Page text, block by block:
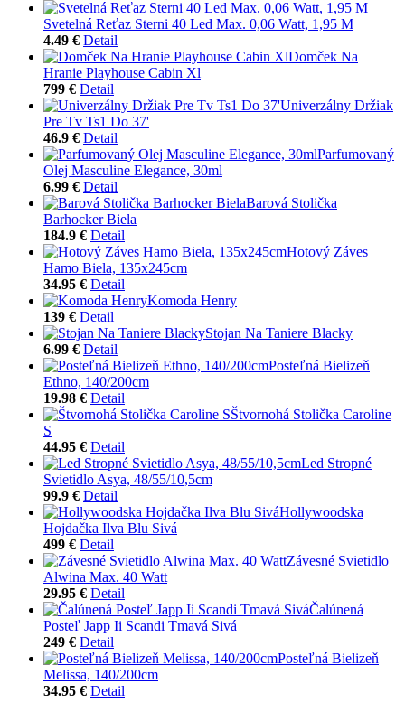
Svetelná Reťaz Sterni 40 Led Max. 0,06 Watt, 1,95 M
4.49 € Detail
Domček Na
Hranie Playhouse Cabin Xl
799 € Detail
Univerzálny Držiak
Pre Tv Ts1 Do 37'
46.9 € Detail
Parfumovaný
Olej Masculine Elegance, 30ml
6.99 € Detail
Barová Stolička
Barhocker Biela
184.9 € Detail
Hotový Záves
Hamo Biela, 135x245cm
34.95 € Detail
Komoda Henry
139 € Detail
Stojan Na Taniere Blacky
6.99 € Detail
Posteľná Bielizeň
Ethno, 140/200cm
19.98 € Detail
Štvornohá Stolička Caroline
S
44.95 € Detail
Led Stropné
Svietidlo Asya, 48/55/10,5cm
99.9 € Detail
Hollywoodska
Hojdačka Ilva Blu Sivá
499 € Detail
Závesné Svietidlo
Alwina Max. 40 Watt
29.95 € Detail
Čalúnená
Posteľ Japp Ii Scandi Tmavá Sivá
249 € Detail
Posteľná Bielizeň
Melissa, 140/200cm
34.95 € Detail